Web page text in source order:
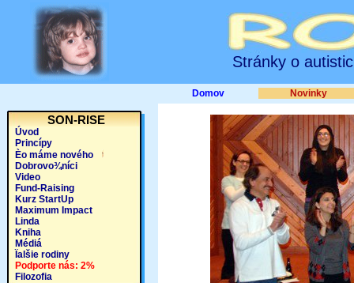
Stránky o
SON-RISE
Úvod
Princípy
Èo máme nového
Dobrovo¾níci
Video
Fund-Raising
Kurz StartUp
Maximum Impact
Linda
Kniha
Médiá
Ïalšie rodiny
Podporte nás: 2%
Filozofia
Domov Novinky